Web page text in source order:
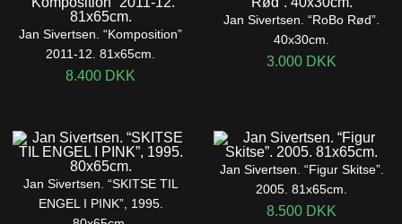
Jan Sivertsen. “Komposition”
2011-12. 81x65cm.
8.400 DKK
Jan Sivertsen. “RoBo Rød”.
40x30cm.
3.000 DKK
Jan Sivertsen. “SKITSE TIL
ENGEL I PINK”, 1995.
Jan Sivertsen. “Figur Skitse”.
2005. 81x65cm.
8.500 DKK